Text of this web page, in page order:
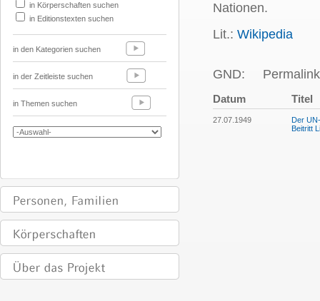
in Körperschaften suchen
in Editionstexten suchen
in den Kategorien suchen
in der Zeitleiste suchen
in Themen suchen
Nationen.
Lit.: Wikipedia
GND:
Datum Titel
27.07.1949
Der
Beitritt